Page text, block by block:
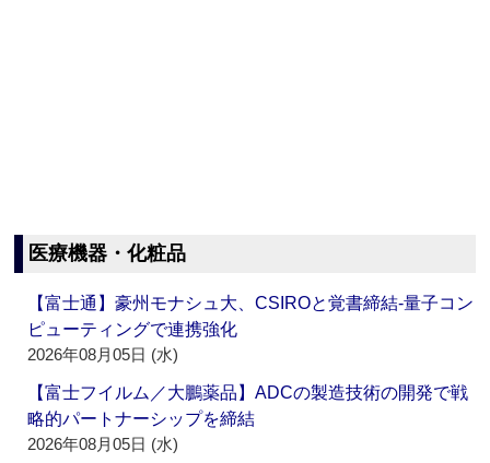
医療機器・化粧品
【富士通】豪州モナシュ大、CSIROと覚書締結‐量子コン
ピューティングで連携強化
2026年08月05日 (水)
【富士フイルム／大鵬薬品】ADCの製造技術の開発で戦
略的パートナーシップを締結
2026年08月05日 (水)